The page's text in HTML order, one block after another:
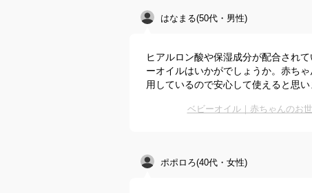
はなまる(50代・男性)
ヒアルロン酸や保湿成分が配合され
ーオイルはいかがでしょうか。赤ち
用しているので安心して使えると思い
ベビーオイル｜赤ちゃんのお
ポポロろ(40代・女性)